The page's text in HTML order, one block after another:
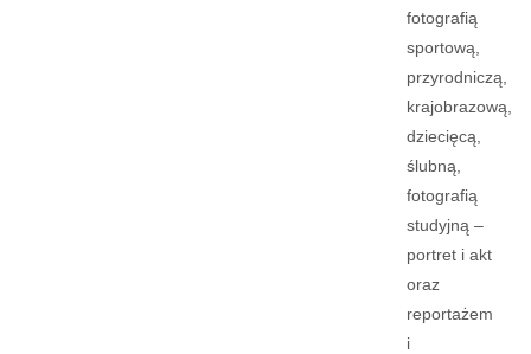
fotografią
sportową,
przyrodniczą,
krajobrazową,
dziecięcą,
ślubną,
fotografią
studyjną –
portret i akt
oraz
reportażem
i